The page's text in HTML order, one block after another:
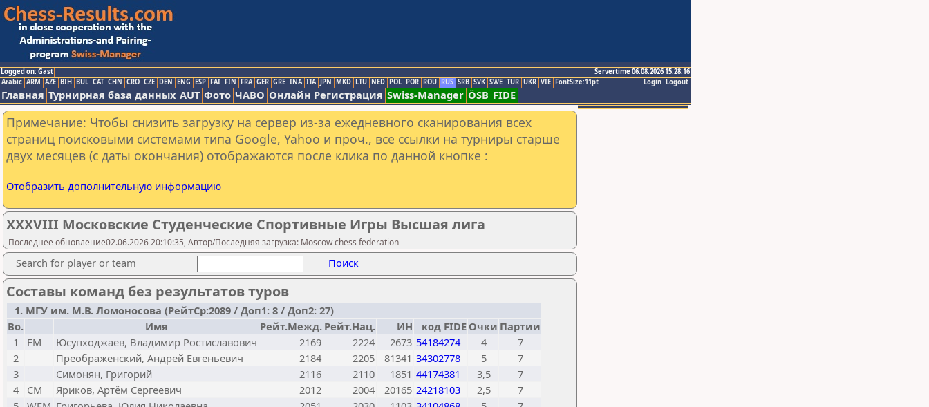
Logged on: Gast
Servertime 06.08.2026 15:28:16
Logout
Login
Arabic ARM AZE BIH BUL CAT CHN CRO CZE DEN ENG ESP FAI FIN FRA GER GRE INA ITA JPN MKD LTU NED POL POR ROU RUS SRB SVK SWE TUR UKR VIE FontSize:11pt
Главная Турнирная база данных AUT Фото ЧАВО Онлайн Регистрация Swiss-Manager ÖSB FIDE
Примечание: Чтобы снизить загрузку на сервер из-за ежедневного сканирования всех
страниц поисковыми системами типа Google, Yahoo и проч., все ссылки на турниры старше
двух месяцев (с даты окончания) отображаются после клика по данной кнопке :
Отобразить дополнительную информацию
XXXVIII Московские Студенческие Спортивные Игры Высшая лига
Последнее обновление02.06.2026 20:10:35, Автор/Последняя загрузка: Moscow chess federation
Search for player or team Поиск
Составы команд без результатов туров
1. МГУ им. М.В. Ломоносова (РейтСр:2089 / Доп1: 8 / Доп2: 27)
Bo.
Имя Рейт.Межд. Рейт.Нац. ИН код FIDE Очки Партии
1
FM Юсупходжаев, Владимир Ростиславович 2169 2224 2673 54184274 4
7
2
Преображенский, Андрей Евгеньевич 2184 2205 81341 34302778 5
7
3
Симонян, Григорий 2116 2110 1851 44174381 3,5
7
4
CM Яриков, Артём Сергеевич 2012 2004 20165 24218103 2,5
7